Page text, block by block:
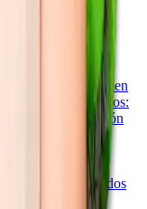
y
que consumen
de fondos:
verificación
Un sistema de
el tiempo de
de 1 hora,
cuestan a los fondos